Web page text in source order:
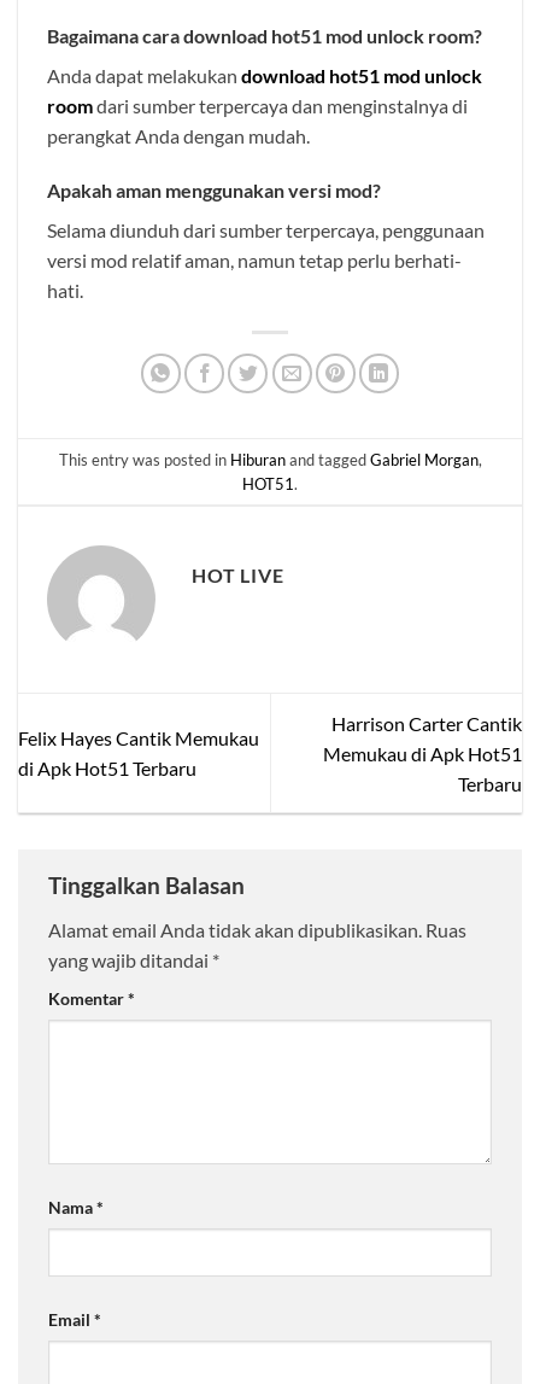
Bagaimana cara download hot51 mod unlock room?
Anda dapat melakukan download hot51 mod unlock
roomdari sumber terpercaya dan menginstalnya di
perangkat Anda dengan mudah.
Apakah aman menggunakan versi mod?
Selama diunduh dari sumber terpercaya, penggunaan
versi mod relatif aman, namun tetap perlu berhati-
hati.
This entry was posted in Hiburanand taggedGabriel Morgan,
HOT51.
HOT LIVE
Felix Hayes Cantik Memukau
di Apk Hot51 Terbaru
Harrison Carter Cantik
Memukau di Apk Hot51
Terbaru
Tinggalkan Balasan
Alamat email Anda tidak akan dipublikasikan. Ruas
yang wajib ditandai *
Komentar*
Nama*
Email *